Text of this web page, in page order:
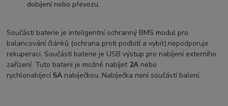
dobíjení nebo převozu.
Součástí baterie je inteligentní ochranný BMS modul pro
balancování článků (ochrana proti podbití a vybit),nepodporuje
rekuperaci. Součástí baterie je USB výstup pro nabíjení externího
zařízení. Tuto baterii je možné nabíjet 2A nebo
rychlonabíjecí 5A nabíječkou. Nabíječka není součástí balení.